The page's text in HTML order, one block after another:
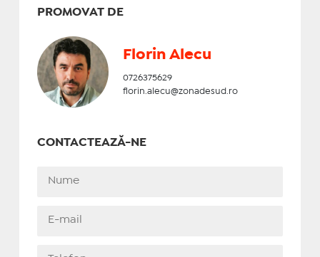
PROMOVAT DE
Florin Alecu
0726375629
florin.alecu@zonadesud.ro
CONTACTEAZĂ-NE